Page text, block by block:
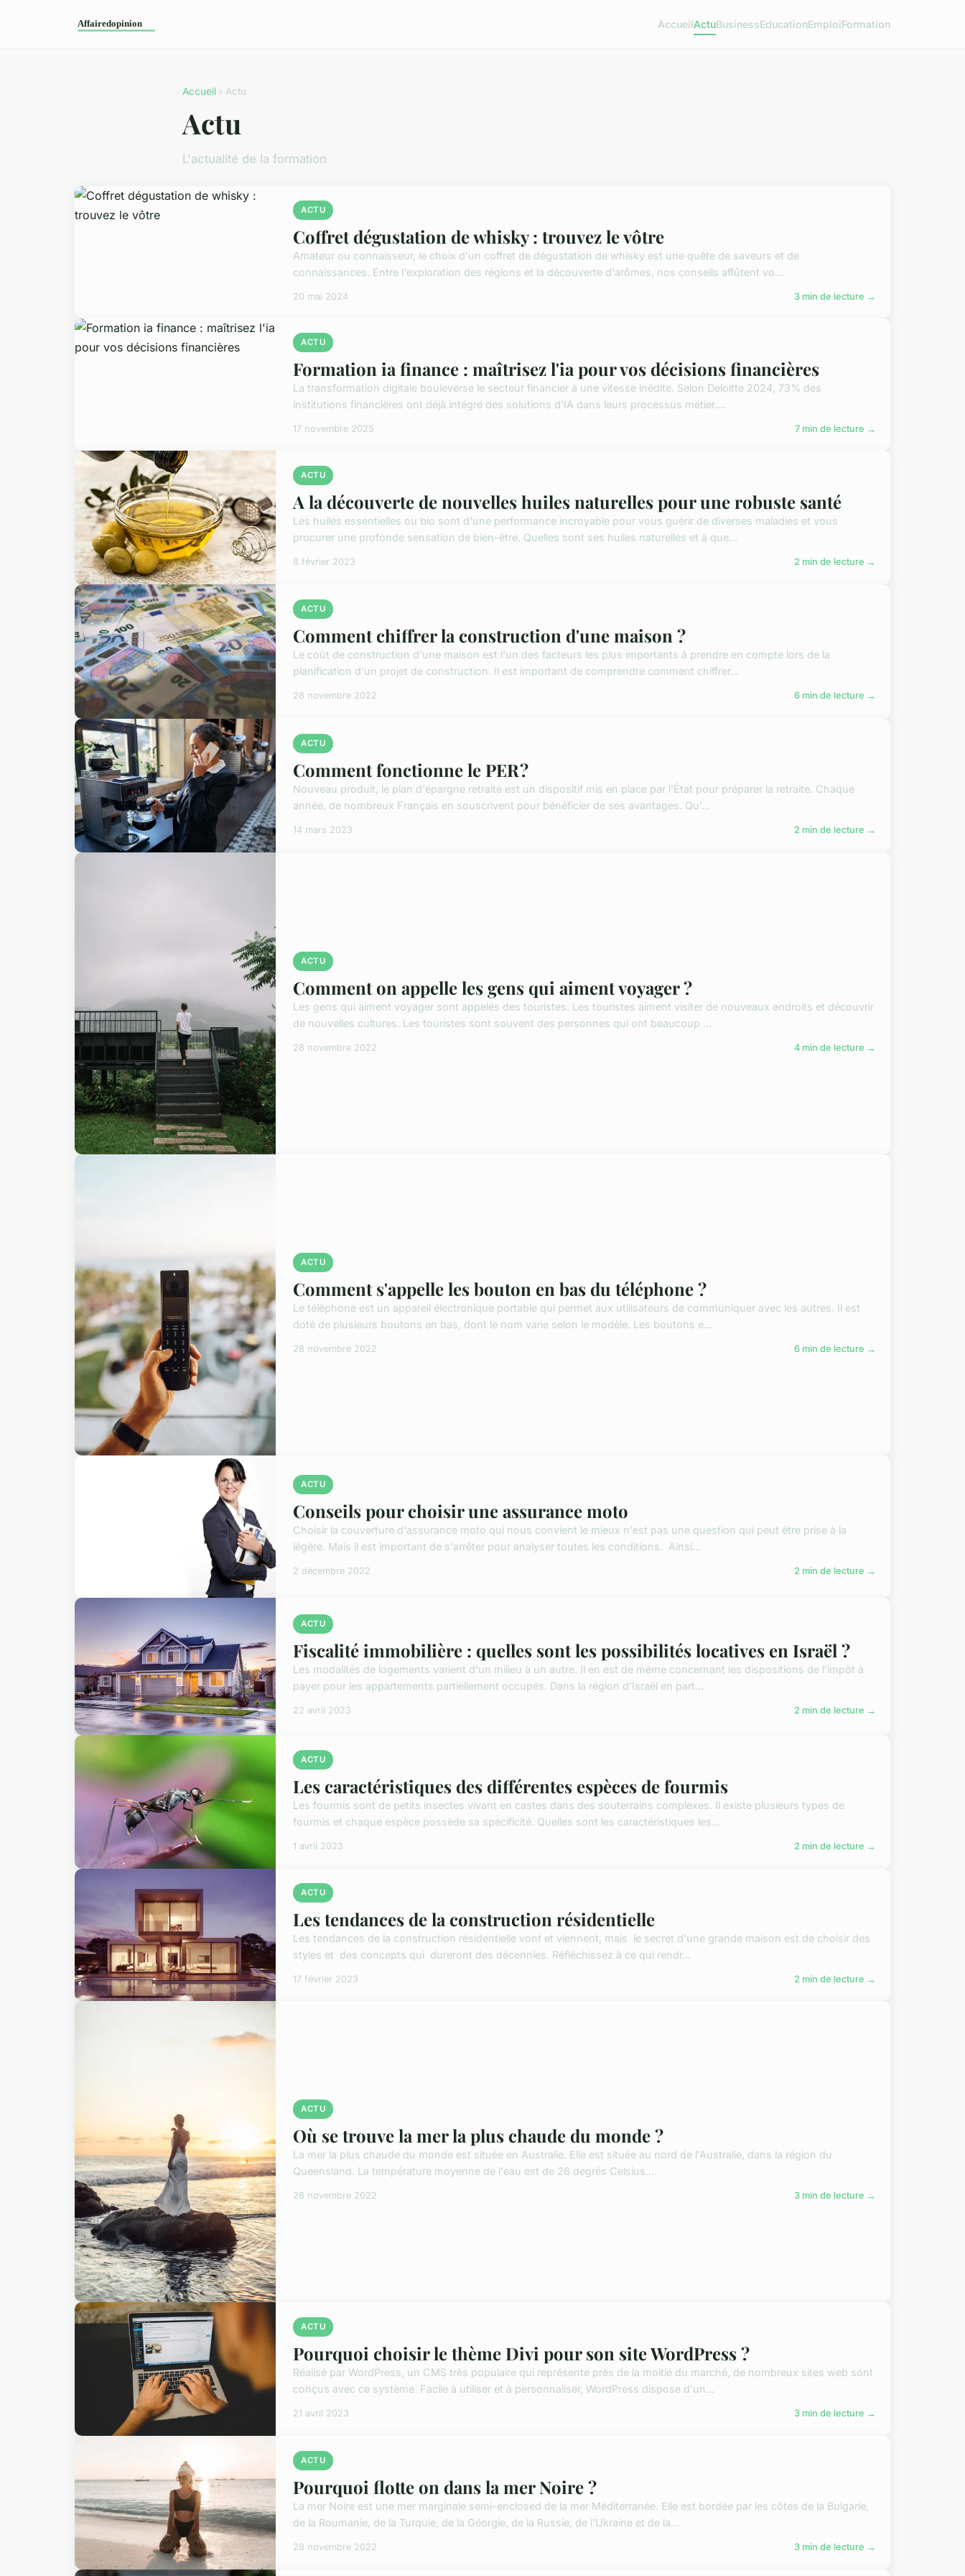
AccueilActuBusinessEducationEmploiFormation
Accueil › Actu
Actu
L'actualité de la formation
ACTU
Coffret dégustation de whisky : trouvez le vôtre
Amateur ou connaisseur, le choix d'un coffret de dégustation de whisky est une quête de saveurs et de
connaissances. Entre l'exploration des régions et la découverte d'arômes, nos conseils affûtent vo...
20 mai 2024 3 min de lecture →
ACTU
Formation ia finance : maîtrisez l'ia pour vos décisions financières
La transformation digitale bouleverse le secteur financier à une vitesse inédite. Selon Deloitte 2024, 73% des
institutions financières ont déjà intégré des solutions d'IA dans leurs processus métier....
17 novembre 2025 7 min de lecture →
ACTU
A la découverte de nouvelles huiles naturelles pour une robuste santé
Les huiles essentielles ou bio sont d'une performance incroyable pour vous guérir de diverses maladies et vous
procurer une profonde sensation de bien-être. Quelles sont ses huiles naturelles et à que...
8 février 2023 2 min de lecture →
ACTU
Comment chiffrer la construction d'une maison ?
Le coût de construction d'une maison est l'un des facteurs les plus importants à prendre en compte lors de la
planification d'un projet de construction. Il est important de comprendre comment chiffrer...
28 novembre 2022 6 min de lecture →
ACTU
Comment fonctionne le PER ?
Nouveau produit, le plan d'épargne retraite est un dispositif mis en place par l'État pour préparer la retraite. Chaque
année, de nombreux Français en souscrivent pour bénéficier de ses avantages. Qu'...
14 mars 2023 2 min de lecture →
ACTU
Comment on appelle les gens qui aiment voyager ?
Les gens qui aiment voyager sont appelés des touristes. Les touristes aiment visiter de nouveaux endroits et découvrir
de nouvelles cultures. Les touristes sont souvent des personnes qui ont beaucoup ...
28 novembre 2022 4 min de lecture →
ACTU
Comment s'appelle les bouton en bas du téléphone ?
Le téléphone est un appareil électronique portable qui permet aux utilisateurs de communiquer avec les autres. Il est
doté de plusieurs boutons en bas, dont le nom varie selon le modèle. Les boutons e...
28 novembre 2022 6 min de lecture →
ACTU
Conseils pour choisir une assurance moto
Choisir la couverture d'assurance moto qui nous convient le mieux n'est pas une question qui peut être prise à la
légère. Mais il est important de s'arrêter pour analyser toutes les conditions. Ainsi...
2 décembre 2022 2 min de lecture →
ACTU
Fiscalité immobilière : quelles sont les possibilités locatives en Israël ?
Les modalités de logements varient d'un milieu à un autre. Il en est de même concernant les dispositions de l'impôt à
payer pour les appartements partiellement occupés. Dans la région d'Israël en part...
22 avril 2023 2 min de lecture →
ACTU
Les caractéristiques des différentes espèces de fourmis
Les fourmis sont de petits insectes vivant en castes dans des souterrains complexes. Il existe plusieurs types de
fourmis et chaque espèce possède sa spécificité. Quelles sont les caractéristiques les...
1 avril 2023 2 min de lecture →
ACTU
Les tendances de la construction résidentielle
Les tendances de la construction résidentielle vont et viennent, mais le secret d'une grande maison est de choisir des
styles et des concepts qui dureront des décennies. Réfléchissez à ce qui rendr...
17 février 2023 2 min de lecture →
ACTU
Où se trouve la mer la plus chaude du monde ?
La mer la plus chaude du monde est située en Australie. Elle est située au nord de l'Australie, dans la région du
Queensland. La température moyenne de l'eau est de 26 degrés Celsius....
28 novembre 2022 3 min de lecture →
ACTU
Pourquoi choisir le thème Divi pour son site WordPress ?
Réalisé par WordPress, un CMS très populaire qui représente près de la moitié du marché, de nombreux sites web sont
conçus avec ce système. Facile à utiliser et à personnaliser, WordPress dispose d'un...
21 avril 2023 3 min de lecture →
ACTU
Pourquoi flotte on dans la mer Noire ?
La mer Noire est une mer marginale semi-enclosed de la mer Méditerranée. Elle est bordée par les côtes de la Bulgarie,
de la Roumanie, de la Turquie, de la Géorgie, de la Russie, de l'Ukraine et de la...
28 novembre 2022 3 min de lecture →